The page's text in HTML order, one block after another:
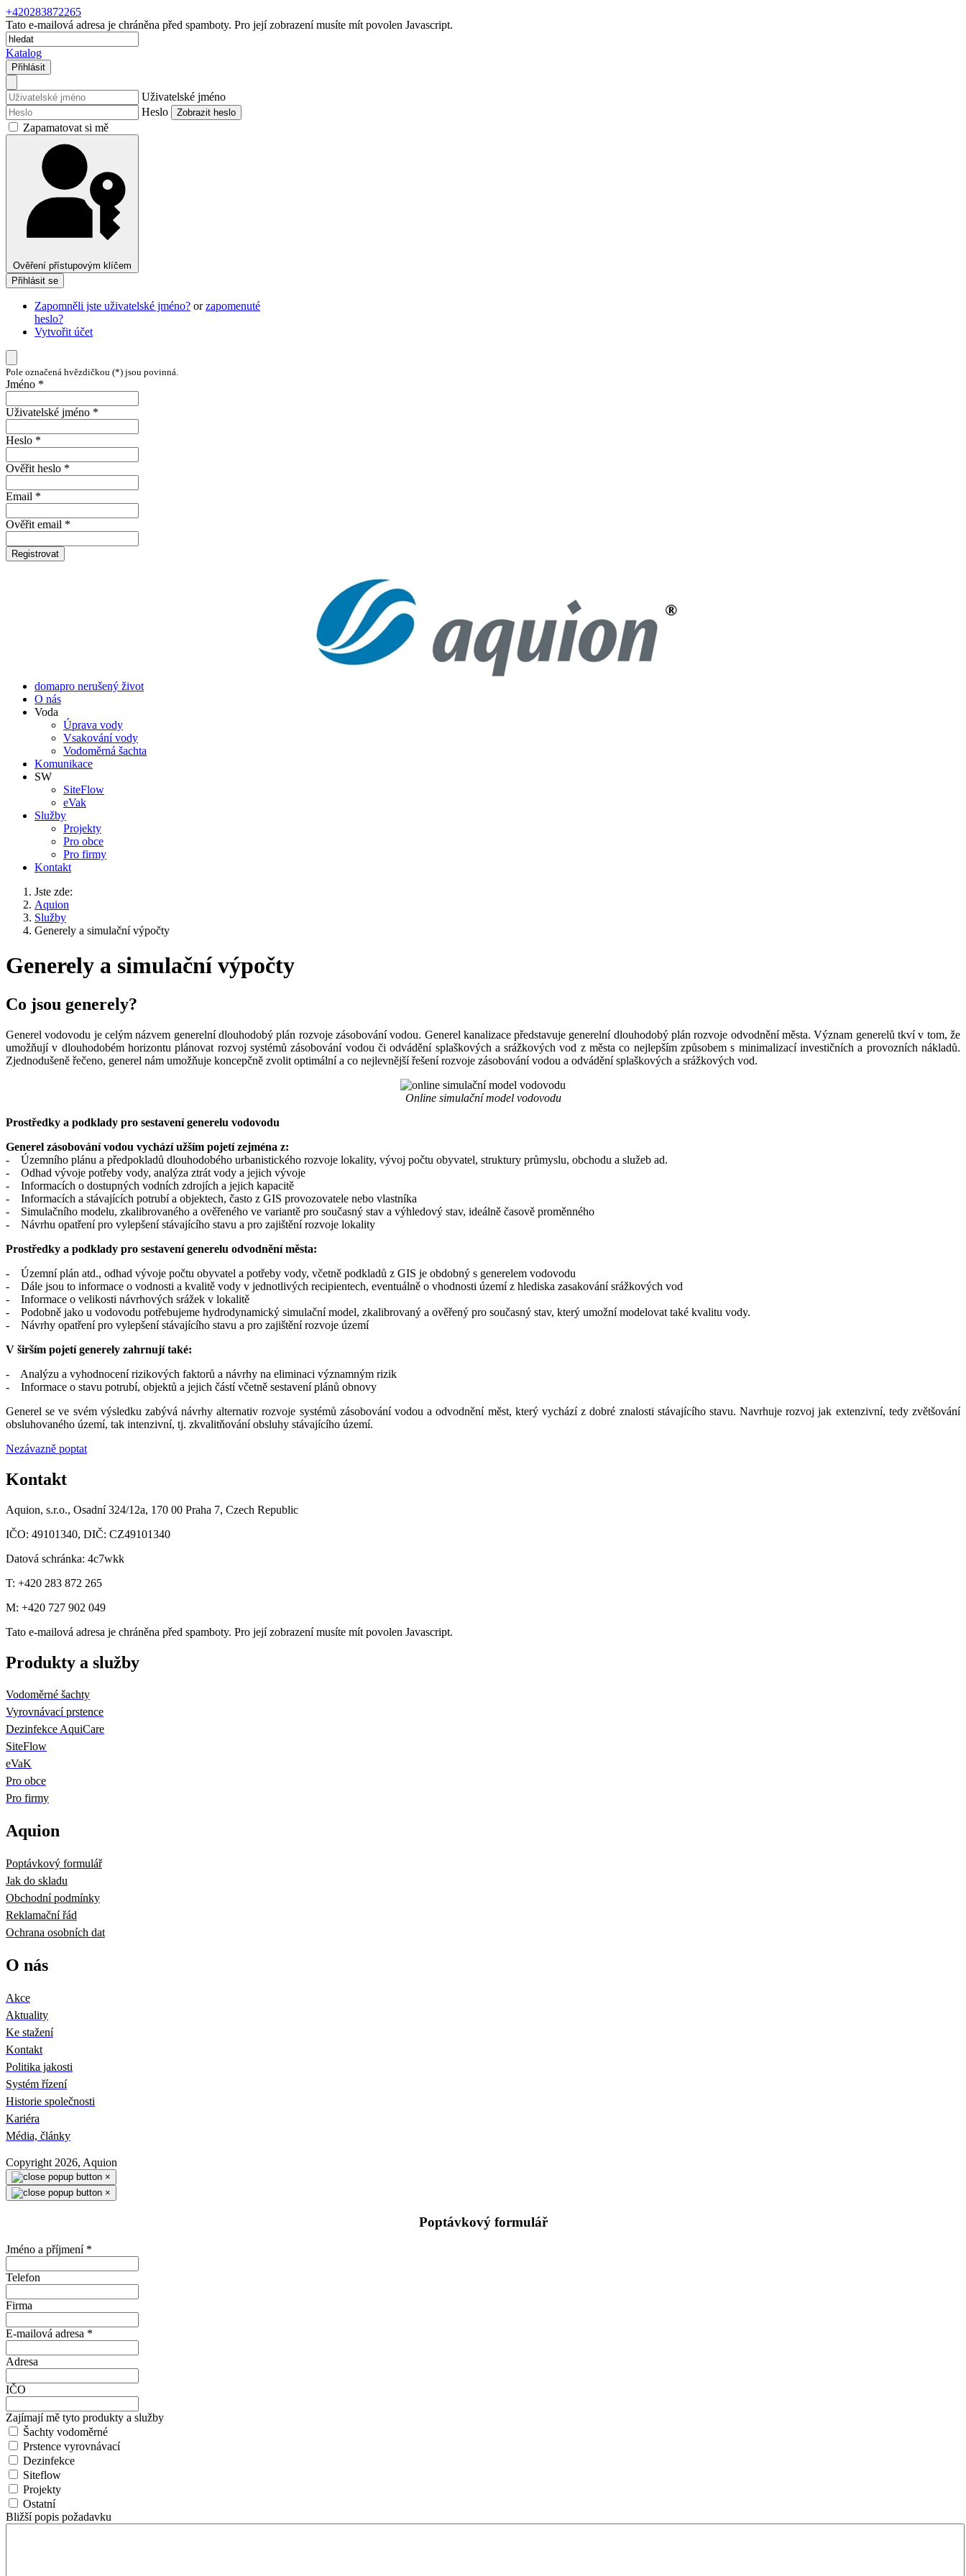
+420283872265
Tato e-mailová adresa je chráněna před spamboty. Pro její zobrazení musíte mít povolen Javascript.
Katalog
Přihlásit
Uživatelské jméno
Heslo
Zobrazit heslo
Zapamatovat si mě
Ověření přístupovým klíčem
Přihlásit se
Zapomněli jste uživatelské jméno? orzapomenuté
heslo?
Vytvořit účet
Pole označená hvězdičkou (*) jsou povinná.
Jméno *
Uživatelské jméno *
Heslo *
Ověřit heslo *
Email *
Ověřit email *
Registrovat
domapro nerušený život
O nás
Voda
Úprava vody
Vsakování vody
Vodoměrná šachta
Komunikace
SW
SiteFlow
eVak
Služby
Projekty
Pro obce
Pro firmy
Kontakt
Jste zde:
Aquion
Služby
Generely a simulační výpočty
Generely a simulační výpočty
Co jsou generely?
Generel vodovodu je celým názvem generelní dlouhodobý plán rozvoje zásobování vodou. Generel kanalizace představuje generelní dlouhodobý plán rozvoje odvodnění města. Význam generelů tkví v tom, že
umožňují v dlouhodobém horizontu plánovat rozvoj systémů zásobování vodou či odvádění splaškových a srážkových vod z města co nejlepším způsobem s minimalizací investičních a provozních nákladů.
Zjednodušeně řečeno, generel nám umožňuje koncepčně zvolit optimální a co nejlevnější řešení rozvoje zásobování vodou a odvádění splaškových a srážkových vod.
Online simulační model vodovodu
Prostředky a podklady pro sestavení generelu vodovodu
Generel zásobování vodou vychází užším pojetí zejména z:
- Územního plánu a předpokladů dlouhodobého urbanistického rozvoje lokality, vývoj počtu obyvatel, struktury průmyslu, obchodu a služeb ad.
- Odhad vývoje potřeby vody, analýza ztrát vody a jejich vývoje
- Informacích o dostupných vodních zdrojích a jejich kapacitě
- Informacích a stávajících potrubí a objektech, často z GIS provozovatele nebo vlastníka
- Simulačního modelu, zkalibrovaného a ověřeného ve variantě pro současný stav a výhledový stav, ideálně časově proměnného
- Návrhu opatření pro vylepšení stávajícího stavu a pro zajištění rozvoje lokality
Prostředky a podklady pro sestavení generelu odvodnění města:
- Územní plán atd., odhad vývoje počtu obyvatel a potřeby vody, včetně podkladů z GIS je obdobný s generelem vodovodu
- Dále jsou to informace o vodnosti a kvalitě vody v jednotlivých recipientech, eventuálně o vhodnosti území z hlediska zasakování srážkových vod
- Informace o velikosti návrhových srážek v lokalitě
- Podobně jako u vodovodu potřebujeme hydrodynamický simulační model, zkalibrovaný a ověřený pro současný stav, který umožní modelovat také kvalitu vody.
- Návrhy opatření pro vylepšení stávajícího stavu a pro zajištění rozvoje území
V širším pojetí generely zahrnují také:
- Analýzu a vyhodnocení rizikových faktorů a návrhy na eliminaci významným rizik
- Informace o stavu potrubí, objektů a jejich částí včetně sestavení plánů obnovy
Generel se ve svém výsledku zabývá návrhy alternativ rozvoje systémů zásobování vodou a odvodnění měst, který vychází z dobré znalosti stávajícího stavu. Navrhuje rozvoj jak extenzivní, tedy zvětšování
obsluhovaného území, tak intenzivní, tj. zkvalitňování obsluhy stávajícího území.
Nezávazně poptat
Kontakt
Aquion, s.r.o., Osadní 324/12a, 170 00 Praha 7, Czech Republic
IČO: 49101340, DIČ: CZ49101340
Datová schránka: 4c7wkk
T: +420 283 872 265
M: +420 727 902 049
Tato e-mailová adresa je chráněna před spamboty. Pro její zobrazení musíte mít povolen Javascript.
Produkty a služby
Vodoměrné šachty
Vyrovnávací prstence
Dezinfekce AquiCare
SiteFlow
eVaK
Pro obce
Pro firmy
Aquion
Poptávkový formulář
Jak do skladu
Obchodní podmínky
Reklamační řád
Ochrana osobních dat
O nás
Akce
Aktuality
Ke stažení
Kontakt
Politika jakosti
Systém řízení
Historie společnosti
Kariéra
Média, články
Copyright 2026, Aquion
×
×
Poptávkový formulář
Jméno a příjmení *
Telefon
Firma
E-mailová adresa *
Adresa
IČO
Zajímají mě tyto produkty a služby
Šachty vodoměrné
Prstence vyrovnávací
Dezinfekce
Siteflow
Projekty
Ostatní
Bližší popis požadavku